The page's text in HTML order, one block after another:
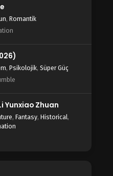
izle
20, 2025
izle
13, 2025
1124.Bölüm izle
izle
, Romantik
, Psikolojik, Süper Güç
Yunxiao Zhuan
, Fantasy, Historical,